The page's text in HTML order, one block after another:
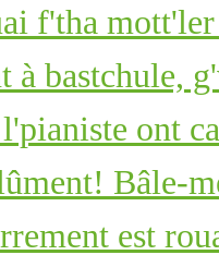
f'tha
à bastchule,
ont
Bâle-
est